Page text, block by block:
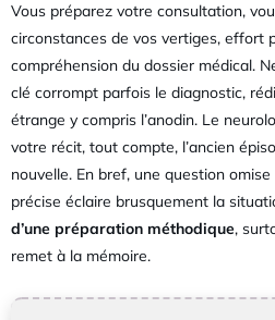
Vous préparez votre consultation,
circonstances de vos vertiges, effort
compréhension du dossier médical.
clé corrompt parfois le diagnostic,
étrange y compris l’anodin. Le
votre récit, tout compte, l’ancien
nouvelle. En bref, une question
précise éclaire brusquement la
d’une préparation méthodique,
remet à la mémoire.